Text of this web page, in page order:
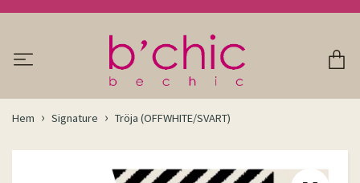
Hem Signature Tröja (OFFWHITE/SVART)